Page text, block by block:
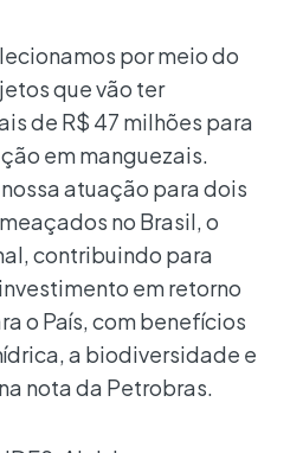
por meio do
que vão ter
de R$ 47 milhões para
em manguezais.
atuação para dois
no Brasil, o
contribuindo para
em retorno
o País, com benefícios
a biodiversidade e
nota da Petrobras.